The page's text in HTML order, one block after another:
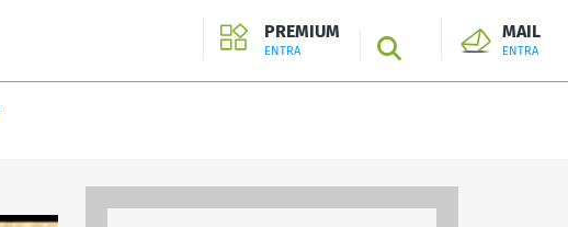
PREMIUM
ENTRA SEARCH
MAIL
ENTRA